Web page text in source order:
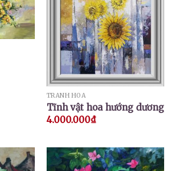
TRANH HOA
Tĩnh vật hoa hướng dương
4.000.000₫